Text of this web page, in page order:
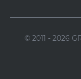
© 2011 - 2026